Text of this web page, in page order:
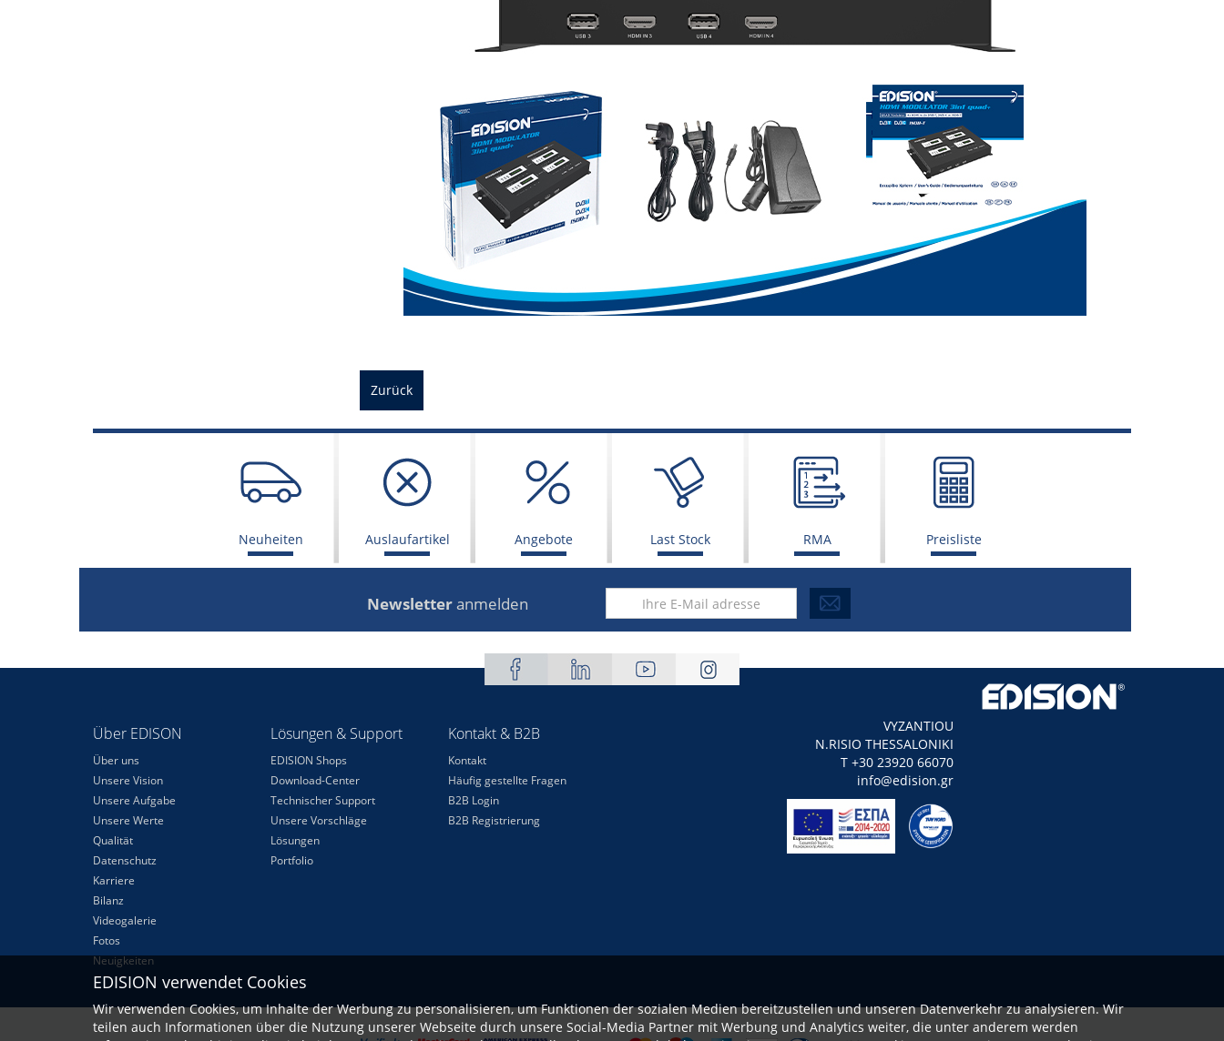
Zurück
Neuheiten Auslaufartikel Angebote Last Stock RMA Preisliste
Newsletteranmelden
Über EDISON
Über uns
Unsere Vision
Unsere Aufgabe
Unsere Werte
Qualität
Datenschutz
Karriere
Bilanz
Videogalerie
Fotos
Neuigkeiten
Lösungen & Support
EDISION Shops
Download-Center
Technischer Support
Unsere Vorschläge
Lösungen
Portfolio
Kontakt & B2B
Kontakt
Häufig gestellte Fragen
B2B Login
B2B Registrierung
VYZANTIOU
N.RISIO THESSALONIKI
Τ +30 23920 66070
info@edision.gr
EDISION verwendet Cookies
Wir verwenden Cookies, um Inhalte der Werbung zu personalisieren, um Funktionen der sozialen Medien bereitzustellen und unseren Datenverkehr zu analysieren. Wir
teilen auch Informationen über die Nutzung unserer Webseite durch unsere Social-Media Partner mit Werbung und Analytics weiter, die unter anderem werden